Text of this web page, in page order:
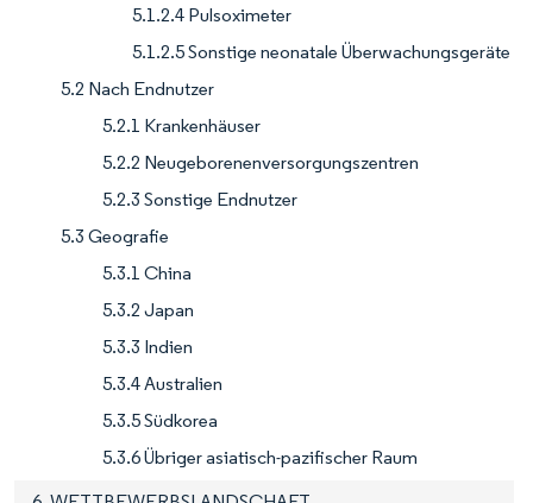
5.1.2.4 Pulsoximeter
5.1.2.5 Sonstige neonatale Überwachungsgeräte
5.2 Nach Endnutzer
5.2.1 Krankenhäuser
5.2.2 Neugeborenenversorgungszentren
5.2.3 Sonstige Endnutzer
5.3 Geografie
5.3.1 China
5.3.2 Japan
5.3.3 Indien
5.3.4 Australien
5.3.5 Südkorea
5.3.6 Übriger asiatisch-pazifischer Raum